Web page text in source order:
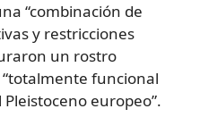
“combinación de
y restricciones
un rostro
funcional
europeo”.